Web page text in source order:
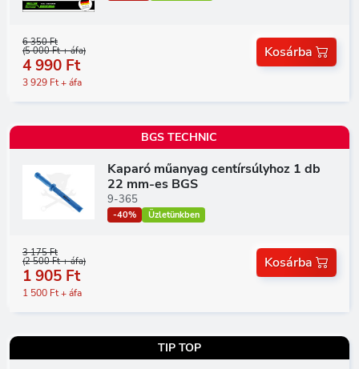
6 350 Ft
(5 000 Ft + áfa)
4 990 Ft
3 929 Ft + áfa
Kosárba
BGS TECHNIC
Kaparó műanyag centírsúlyhoz 1 db
22 mm-es BGS
9-365
-40% Üzletünkben
3 175 Ft
(2 500 Ft + áfa)
1 905 Ft
1 500 Ft + áfa
Kosárba
TIP TOP